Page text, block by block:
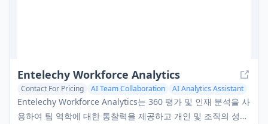
Entelechy Workforce Analytics
Contact For Pricing AI Team Collaboration
AI Analytics Assistant
AI Coaching
Entelechy Workforce Analytics는 360 평가 및 인재 분석을 사
용하여 팀 역학에 대한 통찰력을 제공하고 개인 및 조직의 성장